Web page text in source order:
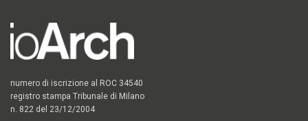
numero di iscrizione al ROC 34540
registro stampa Tribunale di Milano
n. 822 del 23/12/2004